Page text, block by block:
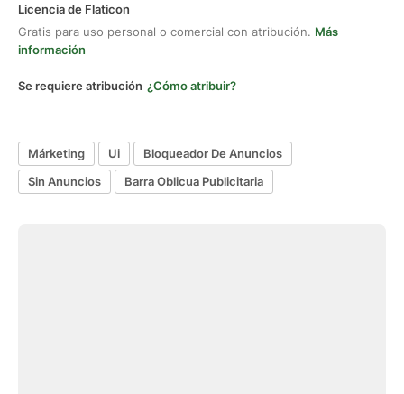
Licencia de Flaticon
Gratis para uso personal o comercial con atribución. Más
información
Se requiere atribución ¿Cómo atribuir?
Márketing Ui
Bloqueador De Anuncios
Sin Anuncios
Barra Oblicua Publicitaria